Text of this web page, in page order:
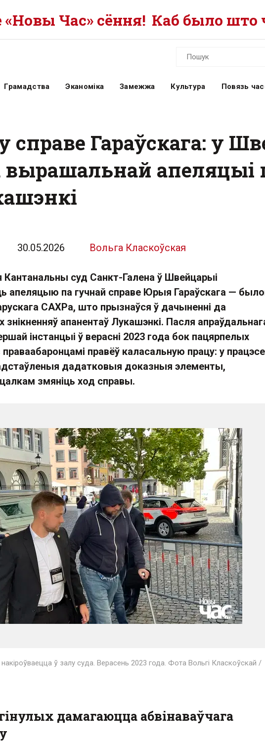
Час» сёння! Каб было што
Грамадства Эканоміка Замежжа Культура Повязь
справе Гараўскага: у
апеляцыі
30.05.2026 Вольга Класкоўская
Кантанальны суд Санкт-Галена ў Швейцарыі
апеляцыю па гучнай справе Юрыя Гараўскага —
САХРа, што прызнаўся ў дачыненні да
знікненняў апанентаў Лукашэнкі. Пасля
інстанцыі ў верасні 2023 года бок пацярпелых
праваабаронцамі правёў каласальную працу: у працэсе
дадатковыя доказныя элементы,
змяніць ход справы.
ў залу суда. Верасень 2023 года. Фота Вольгі Класкоўскай /
дамагаюцца абвінаваўчага